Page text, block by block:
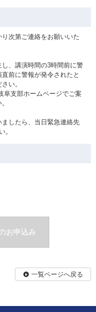
次第ご連絡をお願いいた
、講演時間の3時間前に警
前に警報が発令されたと
い。
阜支部ホームページでご案
したら、当日緊急連絡先
。
お申込み
一覧ページへ戻る